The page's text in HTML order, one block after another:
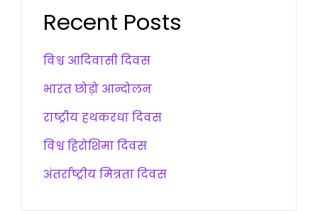
Recent Posts
विश्व आदिवासी दिवस
भारत छोड़ो आन्दोलन
राष्ट्रीय हथकरधा दिवस
विश्व हिरोशिमा दिवस
अंतर्राष्ट्रीय मित्रता दिवस